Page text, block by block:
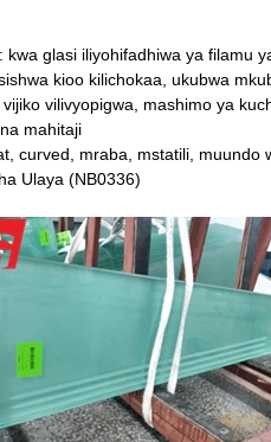
kwa glasi iliyohifadhiwa ya filamu
kioo kilichokaa, ukubwa
vijiko vilivyopigwa, mashimo ya
mahitaji
curved, mraba, mstatili, muundo
Ulaya (NB0336)